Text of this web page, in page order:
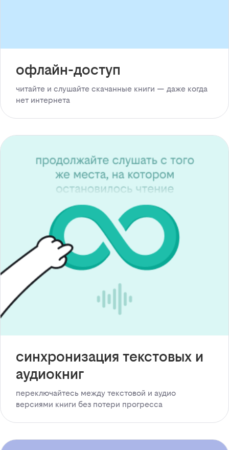
офлайн-доступ
читайте и слушайте скачанные книги — даже когда
нет интернета
синхронизация текстовых и
аудиокниг
переключайтесь между текстовой и аудио
версиями книги без потери прогресса